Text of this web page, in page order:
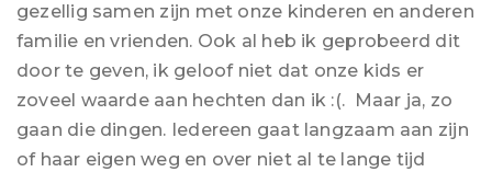
gezellig samen zijn met onze kinderen en anderen
familie en vrienden. Ook al heb ik geprobeerd dit
door te geven, ik geloof niet dat onze kids er
zoveel waarde aan hechten dan ik :(. Maar ja, zo
gaan die dingen. Iedereen gaat langzaam aan zijn
of haar eigen weg en over niet al te lange tijd